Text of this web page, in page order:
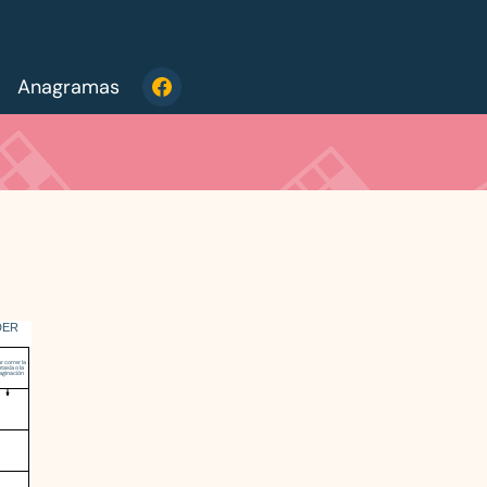
Anagramas
correr la
o la